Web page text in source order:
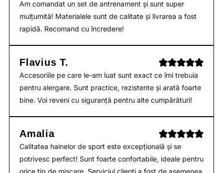
Am comandat un set de antrenament și sunt super
mulțumită! Materialele sunt de calitate și livrarea a fost
rapidă. Recomand cu încredere!
Flavius T.
Accesoriile pe care le-am luat sunt exact ce îmi trebuia
pentru alergare. Sunt practice, rezistente și arată foarte
bine. Voi reveni cu siguranță pentru alte cumpărături!
Amalia
Calitatea hainelor de sport este excepțională și se
potrivesc perfect! Sunt foarte confortabile, ideale pentru
orice tip de mișcare. Serviciul clienți a fost de asemenea